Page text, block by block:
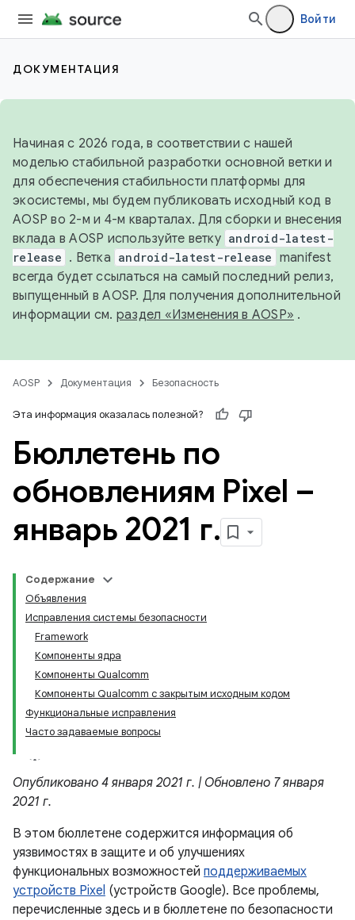
Войти
ДОКУМЕНТАЦИЯ
Начиная с 2026 года, в соответствии с нашей
моделью стабильной разработки основной ветки и
для обеспечения стабильности платформы для
экосистемы, мы будем публиковать исходный код в
AOSP во 2-м и 4-м кварталах. Для сборки и внесения
вклада в AOSP используйте ветку android-latest-
release . Ветка android-latest-release manifest
всегда будет ссылаться на самый последний релиз,
выпущенный в AOSP. Для получения дополнительной
информации см. раздел «Изменения в AOSP» .
AOSP Документация Безопасность
Эта информация оказалась полезной?
Бюллетень по
обновлениям Pixel –
январь 2021 г.
Содержание
Объявления
Исправления системы безопасности
Framework
Компоненты ядра
Компоненты Qualcomm
Компоненты Qualcomm с закрытым исходным кодом
Функциональные исправления
Часто задаваемые вопросы
Опубликовано 4 января 2021 г. | Обновлено 7 января
2021 г.
В этом бюллетене содержится информация об
уязвимостях в защите и об улучшениях
функциональных возможностей поддерживаемых
устройств Pixel (устройств Google). Все проблемы,
перечисленные здесь и в бюллетене по безопасности